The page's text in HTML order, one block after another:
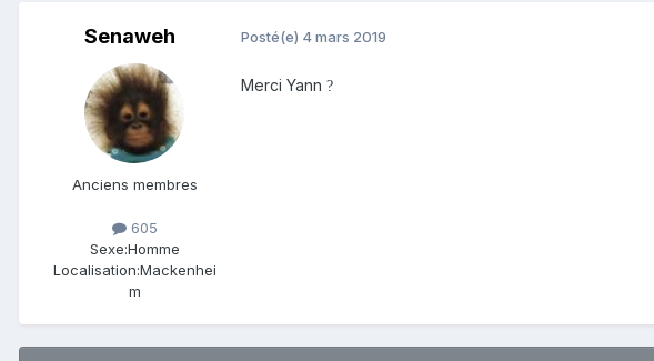
Senaweh
Anciens membres
605
Sexe:Homme
Localisation:Mackenhei
m
Posté(e) 4 mars 2019
Merci Yann ?